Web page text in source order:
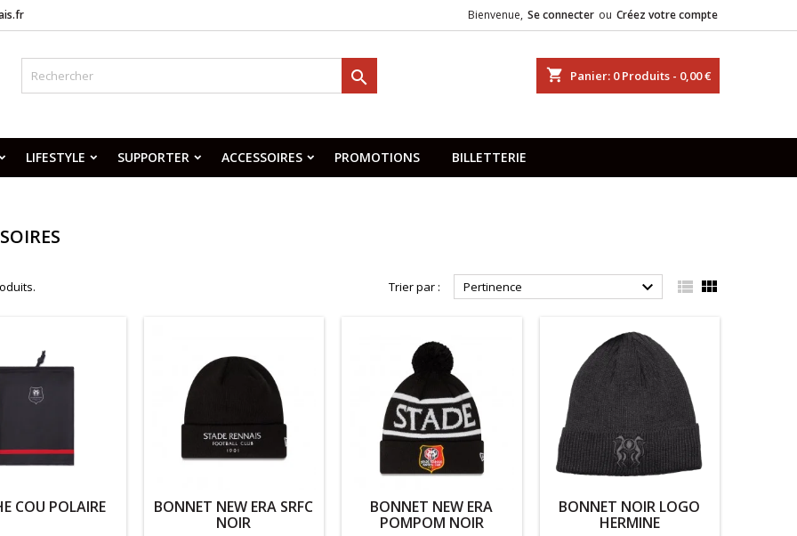
Bienvenue, Se connecter ou Créez votre compte
shopping_cart Panier: 0Produits - 0,00 €

LIFESTYLE SUPPORTER ACCESSOIRES PROMOTIONS BILLETTERIE
Trier par : Pertinence   
COU POLAIRE
BONNET NEW ERA SRFC
NOIR
BONNET NEW ERA
POMPOM NOIR
BONNET NOIR LOGO
HERMINE